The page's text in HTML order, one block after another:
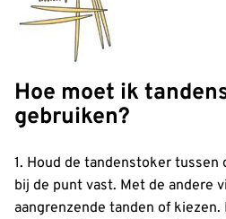
Hoe moet ik
gebruiken?
1. Houd de tandenstoker
bij de punt vast. Met de andere
aangrenzende tanden of kiezen.